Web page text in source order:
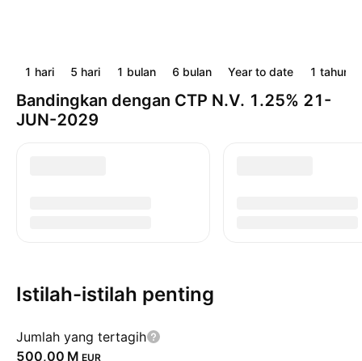
1 hari 5 hari 1 bulan 6 bulan Year to date 1 tahun
Bandingkan dengan CTP N.V. 1.25% 21-
JUN-2029
Istilah-istilah penting
Jumlah yang tertagih
‪500,00 M‬ EUR